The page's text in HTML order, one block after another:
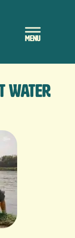
Header
water